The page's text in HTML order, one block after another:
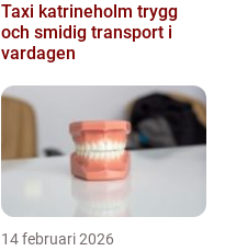
Taxi katrineholm trygg
och smidig transport i
vardagen
14 februari 2026